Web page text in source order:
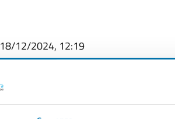
18/12/2024, 12:19